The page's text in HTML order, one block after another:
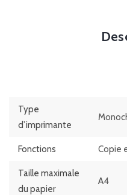
Type
d’imprimante
Fonctions Copie
Taille maximale
du papier
A4